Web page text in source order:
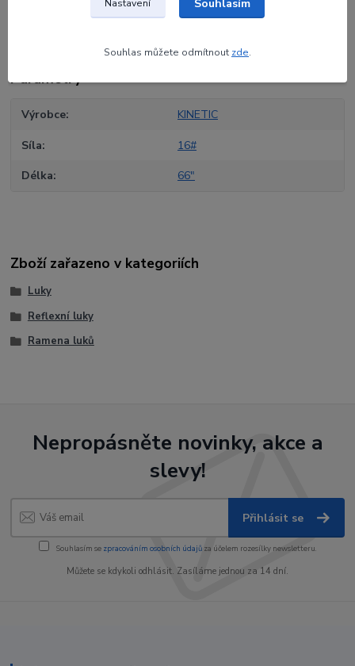
Parametry
Výrobce KINETIC
Síla 16#
Délka 66"
Zboží zařazeno v kategoriích
Luky
Reflexní luky
Ramena luků
Nepropásněte novinky, akce a
slevy!
Přihlásit se
Souhlasím se zpracováním osobních údajůza účelem rozesílky newsletteru.
Můžete se kdykoli odhlásit. Zasíláme jednou za 14 dní.
Nastavení Souhlasím
Souhlas můžete odmítnout zde.